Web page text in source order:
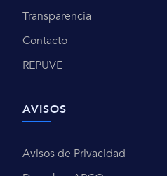
Transparencia
Contacto
REPUVE
AVISOS
Avisos de Privacidad